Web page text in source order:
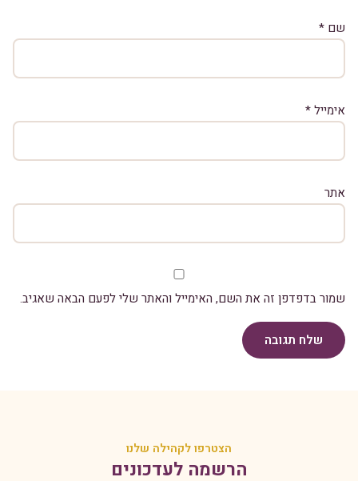
שם *
אימייל*
אתר
שמור בדפדפן זה את השם, האימייל והאתר שלי לפעם הבאה שאגיב.
שלח תגובה
הצטרפו לקהילה שלנו
הרשמה לעדכונים